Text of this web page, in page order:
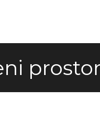
prostor